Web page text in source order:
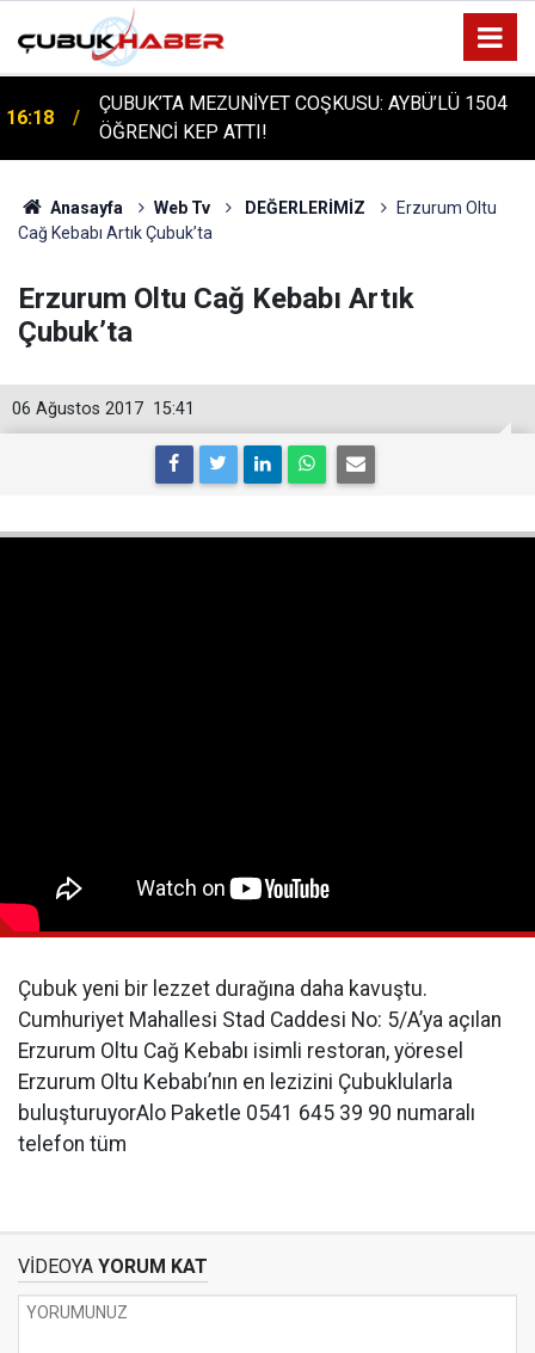
16:14
ÇUBUK'TA TARİHİ GÜN: PROTÜRK PLAZMA
FRAKSİNASYON TESİSİ'NİN TEMELİ ATILDI
Anasayfa Web Tv DEĞERLERİMİZ
Erzurum Oltu
Cağ Kebabı Artık Çubuk’ta
Erzurum Oltu Cağ Kebabı Artık
Çubuk’ta
15:41
06 Ağustos 2017
Çubuk yeni bir lezzet durağına daha kavuştu.
Cumhuriyet Mahallesi Stad Caddesi No: 5/A’ya açılan
Erzurum Oltu Cağ Kebabı isimli restoran, yöresel
Erzurum Oltu Kebabı’nın en lezizini Çubuklularla
buluşturuyorAlo Paketle 0541 645 39 90 numaralı
telefon tüm
VİDEOYA YORUM KAT